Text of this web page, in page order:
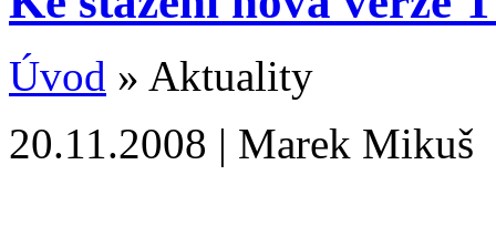
Úvod » Aktuality
20.11.2008 | Marek Mikuš